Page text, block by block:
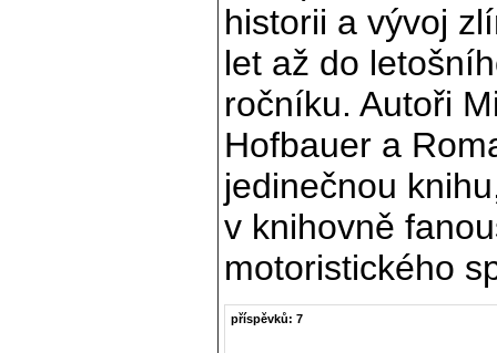
historii a vývoj
let až do
ročníku. Autoři
Hofbauer a
jedinečnou
v knihovně
motoristického
příspěvků: 7